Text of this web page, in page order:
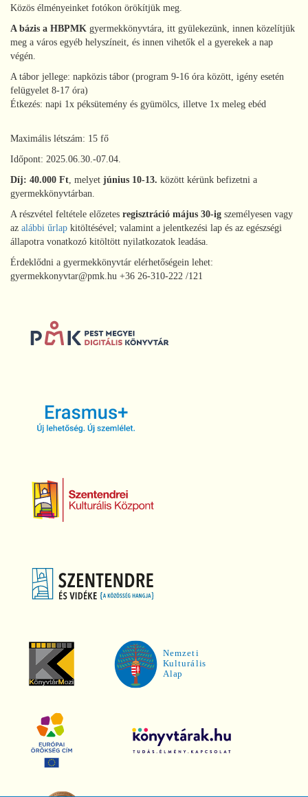
Közös élményeinket fotókon örökítjük meg.
A bázis a HBPMK gyermekkönyvtára, itt gyülekezünk, innen közelítjük
meg a város egyéb helyszíneit, és innen vihetők el a gyerekek a nap
végén.
A tábor jellege: napközis tábor (program 9-16 óra között, igény esetén
felügyelet 8-17 óra)
Étkezés: napi 1x péksütemény és gyümölcs, illetve 1x meleg ebéd
Maximális létszám: 15 fő
Időpont: 2025.06.30.-07.04.
Díj: 40.000 Ft, melyet június 10-13. között kérünk befizetni a
gyermekkönyvtárban.
A részvétel feltétele előzetes regisztráció május 30-ig személyesen vagy
az alábbi űrlap kitöltésével; valamint a jelentkezési lap és az egészségi
állapotra vonatkozó kitöltött nyilatkozatok leadása.
Érdeklődni a gyermekkönyvtár elérhetőségein lehet:
gyermekkonyvtar@pmk.hu +36 26-310-222 /121